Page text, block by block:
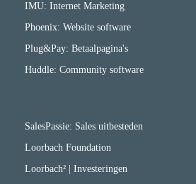
IMU: Internet Marketing
Phoenix: Website software
Plug&Pay: Betaalpagina's
Huddle: Community software
SalesPassie: Sales uitbesteden
Loorbach Foundation
Loorbach² | Investeringen